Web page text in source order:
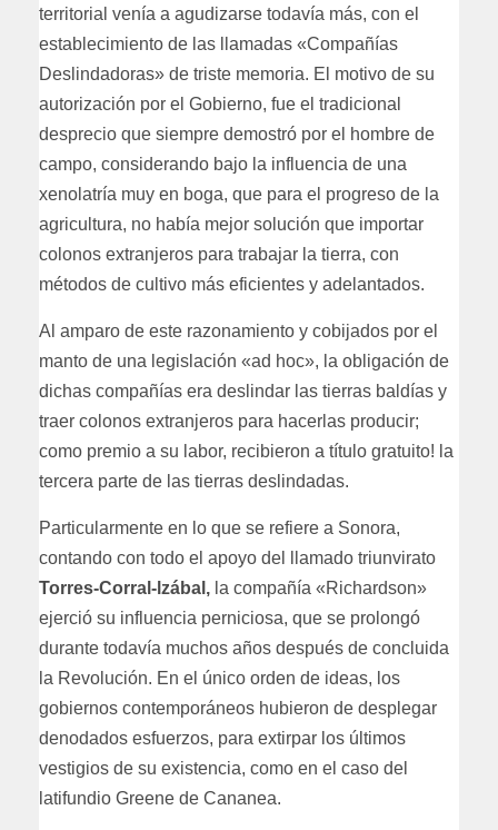
territorial venía a agudizarse todavía más, con el
establecimiento de las llamadas «Compañías
Deslindadoras» de triste memoria. El motivo de su
autorización por el Gobierno, fue el tradicional
desprecio que siempre demostró por el hombre de
campo, considerando bajo la influencia de una
xenolatría muy en boga, que para el progreso de la
agricultura, no había mejor solución que importar
colonos extranjeros para trabajar la tierra, con
métodos de cultivo más eficientes y adelantados.
Al amparo de este razonamiento y cobijados por el
manto de una legislación «ad hoc», la obligación de
dichas compañías era deslindar las tierras baldías y
traer colonos extranjeros para hacerlas producir;
como premio a su labor, recibieron a título gratuito! la
tercera parte de las tierras deslindadas.
Particularmente en lo que se refiere a Sonora,
contando con todo el apoyo del llamado triunvirato
Torres-Corral-lzábal, la compañía «Richardson»
ejerció su influencia perniciosa, que se prolongó
durante todavía muchos años después de concluida
la Revolución. En el único orden de ideas, los
gobiernos contemporáneos hubieron de desplegar
denodados esfuerzos, para extirpar los últimos
vestigios de su existencia, como en el caso del
latifundio Greene de Cananea.